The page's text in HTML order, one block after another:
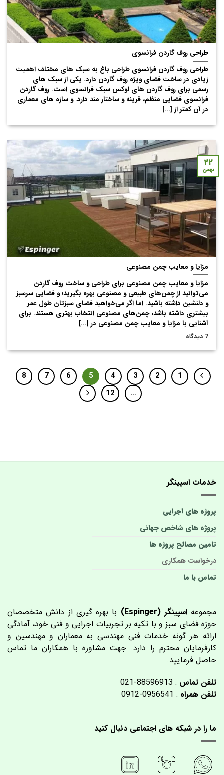
طراحی روف گاردن فرانسوی
طراحی روف گاردن فرانسوی طراحی باغ به سبک های مختلف اهمیت
زیادی در ساخت فضای ویژه روف گاردن دارد. یکی از سبک های
رسمی برای روف گاردن های لوکس سبک فرانسوی است. روف گاردن
فرانسوی فضایی منظم، قرینه و ساختار مند دارد. و سازه های معماری
در آن کمتر از [...]
مزایا و معایب چمن مصنوعی
مزایا و معایب چمن مصنوعی برای طراحی و ساخت روف گاردن
می‌توانید از چمن‌های طبیعی و مصنوعی بهره بگیرید؛ و فضایی سرسبز
و دلنشین داشته باشید. اما اگر می‌خواهید فضای سبزتان طول عمر
بیشتری داشته باشد، چمن‌های مصنوعی انتخاب بهتری هستند. برای
آشنایی با مزایا و معایب چمن مصنوعی در [...]
7 دیدگاه
۲۲
بهمن
1
2
3
4
5
6
7
8
…
12
خدمات اسپینگر
پروژه های اجرایی
پروژه های شاخص جهانی
تامین مصالح پروژه ها
درخواست همکاری
تماس با ما
مجموعهاسپینگر (Espinger)
با بهره گیری از دانش متخصصان
حوزه فضای سبز و با تکیه بر تجربیات اجرایی و فنی خود، آمادگی
ارائه هر گونه خدمات فنی مهندسی به معماران و مهندسین و
کارفرمایان محترم را دارد. جهت مشاوره با همکاران ما تماس
حاصل فرمایید.
تلفن تماس : 88596913-021
تلفن همراه : 0956541-0912
ما را در شبکه های اجتماعی دنبال کنید